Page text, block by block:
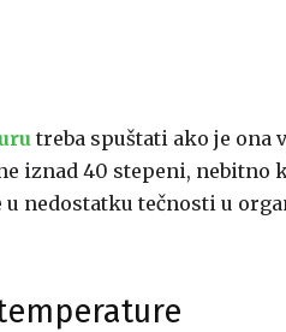
treba spuštati ako je ona
iznad 40 stepeni, nebitno
nedostatku tečnosti u